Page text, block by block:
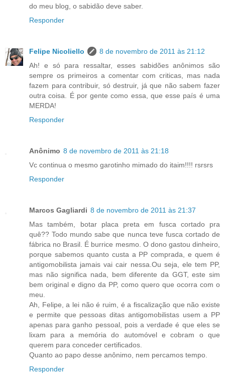
do meu blog, o sabidão deve saber.
Responder
Felipe Nicoliello
8 de novembro de 2011 às 21:12
Ah! e só para ressaltar, esses sabidões anônimos são
sempre os primeiros a comentar com criticas, mas nada
fazem para contribuir, só destruir, já que não sabem fazer
outra coisa. É por gente como essa, que esse país é uma
MERDA!
Responder
Anônimo 8 de novembro de 2011 às 21:18
Vc continua o mesmo garotinho mimado do itaim!!!! rsrsrs
Responder
Marcos Gagliardi 8 de novembro de 2011 às 21:37
Mas também, botar placa preta em fusca cortado pra
quê?? Todo mundo sabe que nunca teve fusca cortado de
fábrica no Brasil. É burrice mesmo. O dono gastou dinheiro,
porque sabemos quanto custa a PP comprada, e quem é
antigomobilista jamais vai cair nessa.Ou seja, ele tem PP,
mas não significa nada, bem diferente da GGT, este sim
bem original e digno da PP, como quero que ocorra com o
meu.
Ah, Felipe, a lei não é ruim, é a fiscalização que não existe
e permite que pessoas ditas antigomobilistas usem a PP
apenas para ganho pessoal, pois a verdade é que eles se
lixam para a memória do automóvel e cobram o que
querem para conceder certificados.
Quanto ao papo desse anônimo, nem percamos tempo.
Responder